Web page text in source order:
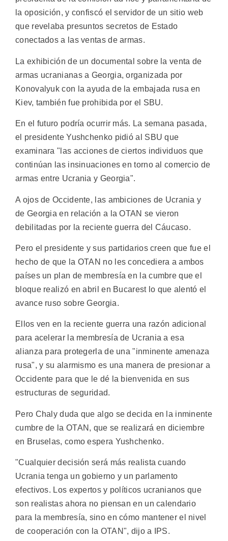
la oposición, y confiscó el servidor de un sitio web
que revelaba presuntos secretos de Estado
conectados a las ventas de armas.
La exhibición de un documental sobre la venta de
armas ucranianas a Georgia, organizada por
Konovalyuk con la ayuda de la embajada rusa en
Kiev, también fue prohibida por el SBU.
En el futuro podría ocurrir más. La semana pasada,
el presidente Yushchenko pidió al SBU que
examinara "las acciones de ciertos individuos que
continúan las insinuaciones en torno al comercio de
armas entre Ucrania y Georgia".
A ojos de Occidente, las ambiciones de Ucrania y
de Georgia en relación a la OTAN se vieron
debilitadas por la reciente guerra del Cáucaso.
Pero el presidente y sus partidarios creen que fue el
hecho de que la OTAN no les concediera a ambos
países un plan de membresía en la cumbre que el
bloque realizó en abril en Bucarest lo que alentó el
avance ruso sobre Georgia.
Ellos ven en la reciente guerra una razón adicional
para acelerar la membresía de Ucrania a esa
alianza para protegerla de una "inminente amenaza
rusa", y su alarmismo es una manera de presionar a
Occidente para que le dé la bienvenida en sus
estructuras de seguridad.
Pero Chaly duda que algo se decida en la inminente
cumbre de la OTAN, que se realizará en diciembre
en Bruselas, como espera Yushchenko.
"Cualquier decisión será más realista cuando
Ucrania tenga un gobierno y un parlamento
efectivos. Los expertos y políticos ucranianos que
son realistas ahora no piensan en un calendario
para la membresía, sino en cómo mantener el nivel
de cooperación con la OTAN", dijo a IPS.